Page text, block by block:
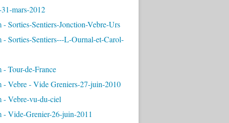
mars-2012
- Sorties-Sentiers-Jonction-Vebre-Urs
- Sorties-Sentiers---L-Ournal-et-Carol-
- Tour-de-France
- Vebre - Vide Greniers-27-juin-2010
- Vebre-vu-du-ciel
- Vide-Grenier-26-juin-2011